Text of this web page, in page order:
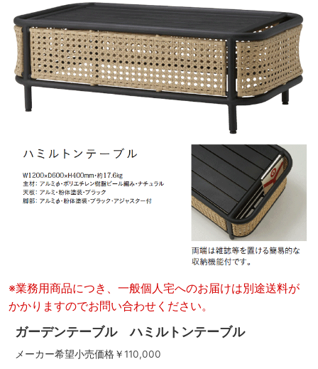
※業務用商品につき、一般個人宅へのお届けは別途送料が
かかりますのでお問い合わせください。
ガーデンテーブル ハミルトンテーブル
メーカー希望小売価格￥110,000